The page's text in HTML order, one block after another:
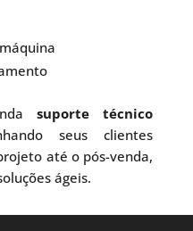
suporte técnico
seus clientes
até o pós-venda,
ágeis.